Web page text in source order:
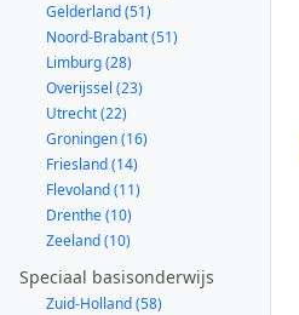
Gelderland (51)
Noord-Brabant (51)
Limburg (28)
Overijssel (23)
Utrecht (22)
Groningen (16)
Friesland (14)
Flevoland (11)
Drenthe (10)
Zeeland (10)
Speciaal basisonderwijs
Zuid-Holland (58)